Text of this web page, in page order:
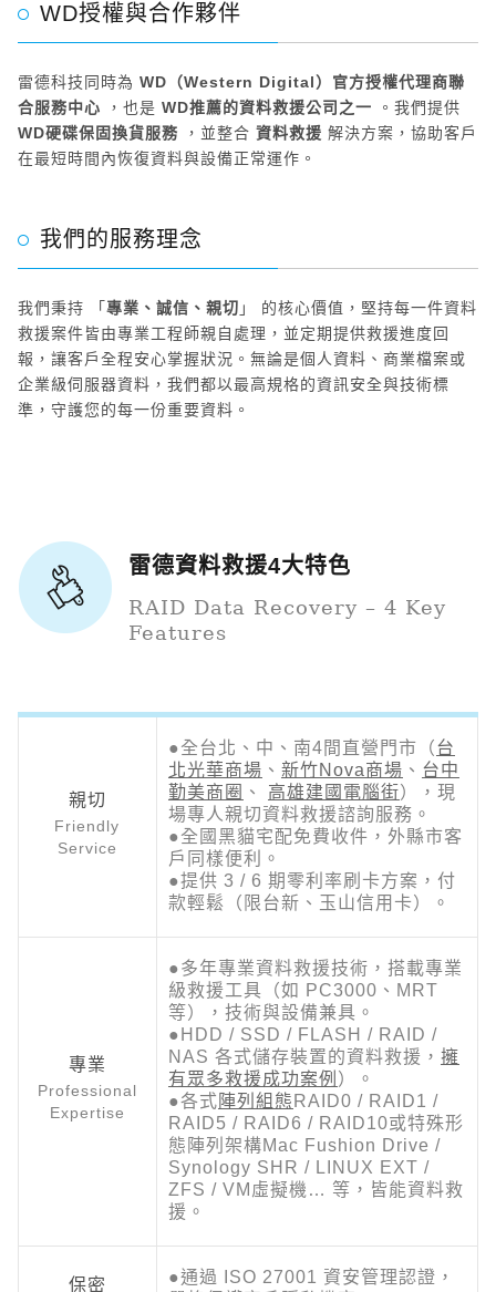
WD授權與合作夥伴
雷德科技同時為 WD（Western Digital）官方授權代理商聯
合服務中心 ，也是 WD推薦的資料救援公司之一 。我們提供
WD硬碟保固換貨服務 ，並整合 資料救援 解決方案，協助客戶
在最短時間內恢復資料與設備正常運作。
我們的服務理念
我們秉持 「 專業、誠信、親切 」 的核心價值，堅持每一件資料
救援案件皆由專業工程師親自處理，並定期提供救援進度回
報，讓客戶全程安心掌握狀況。無論是個人資料、商業檔案或
企業級伺服器資料，我們都以最高規格的資訊安全與技術標
準，守護您的每一份重要資料。
雷德資料救援4大特色
RAID Data Recovery – 4 Key
Features
親切
Friendly
Service
●全台北、中、南4間直營門市（台
北光華商場 、 新竹Nova商場 、 台中
勤美商圈 、 高雄建國電腦街），現
場專人親切資料救援諮詢服務。
●全國黑貓宅配免費收件，外縣市客
戶同樣便利。
●提供 3 / 6 期零利率刷卡方案，付
款輕鬆（限台新、玉山信用卡）。
專業
Professional
Expertise
●多年專業資料救援技術，搭載專業
級救援工具（如 PC3000、MRT
等），技術與設備兼具。
●HDD / SSD / FLASH / RAID /
NAS 各式儲存裝置的資料救援， 擁
有眾多救援成功案例 ）。
●各式 陣列組態 RAID0 / RAID1 /
RAID5 / RAID6 / RAID10或特殊形
態陣列架構Mac Fushion Drive /
Synology SHR / LINUX EXT /
ZFS / VM虛擬機… 等，皆能資料救
援。
保密
●通過 ISO 27001 資安管理認證，